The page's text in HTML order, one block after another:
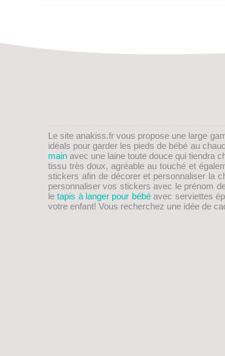
Le site anakiss.fr vous propose une large
idéals pour garder les pieds de bébé au
mainavec une laine toute douce qui tiendra
tissu très doux, agréable au touché et
stickers afin de décorer et personnaliser la
personnaliser vos stickers avec le prénom
letapis à langer pour bébéavec serviettes
votre enfant! Vous recherchez une idée de